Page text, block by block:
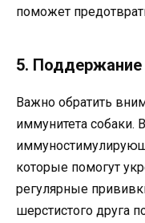
поможет
5. Поддержание
Важно обратить
иммунитета собаки.
которые помогут
регулярные
шерстистого друга